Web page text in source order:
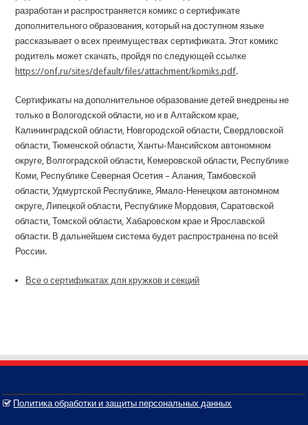
разработан и распространяется комикс о сертификате
дополнительного образования, который на доступном языке
рассказывает о всех преимуществах сертификата. Этот комикс
родитель может скачать, пройдя по следующей ссылке
https://onf.ru/sites/default/files/attachment/komiks.pdf.
Сертификаты на дополнительное образование детей внедрены не
только в Вологодской области, но и в Алтайском крае,
Калининградской области, Новгородской области, Свердловской
области, Тюменской области, Ханты-Мансийском автономном
округе, Волгоградской области, Кемеровской области, Республике
Коми, Республике Северная Осетия – Алания, Тамбовской
области, Удмуртской Республике, Ямало-Ненецком автономном
округе, Липецкой области, Республике Мордовия, Саратовской
области, Томской области, Хабаровском крае и Ярославской
области. В дальнейшем система будет распространена по всей
России.
Все о сертификатах для кружков и секций
Политика обработки и защиты персональных данных